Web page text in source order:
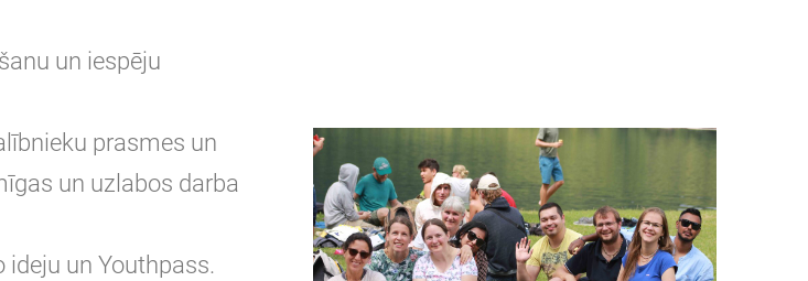
un iespēju
prasmes un
un uzlabos darba
un Youthpass.